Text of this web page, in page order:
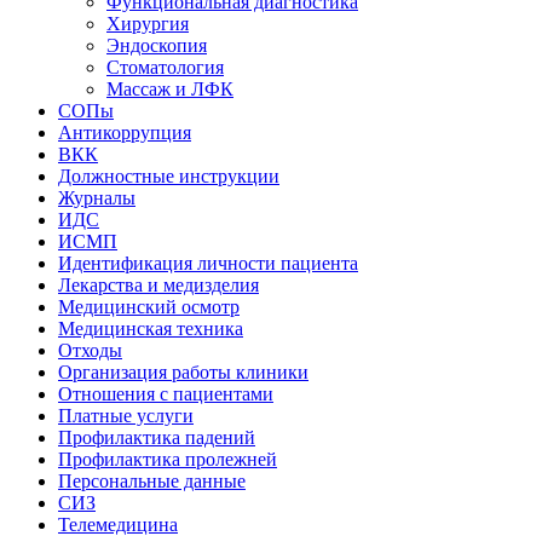
Хирургия
Эндоскопия
Стоматология
Массаж и ЛФК
СОПы
Антикоррупция
ВКК
Должностные инструкции
Журналы
ИДС
ИСМП
Идентификация личности пациента
Лекарства и медизделия
Медицинский осмотр
Медицинская техника
Отходы
Организация работы клиники
Отношения с пациентами
Платные услуги
Профилактика падений
Профилактика пролежней
Персональные данные
СИЗ
Телемедицина